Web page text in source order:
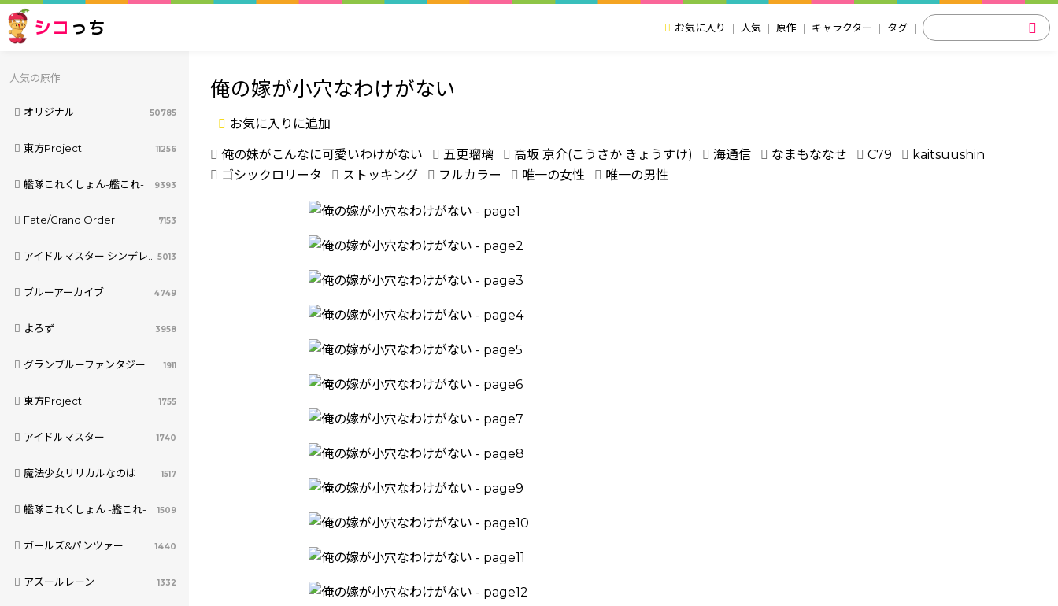
シコ っち お気に入り 人気 原作 キャラクター タグ
人気の原作
オリジナル 50785
東方Project 11256
艦隊これくしょん-艦これ- 9393
Fate/Grand Order 7153
アイドルマスター シンデレラガールズ 5013
ブルーアーカイブ 4749
よろず 3958
グランブルーファンタジー 1911
東方Project 1755
アイドルマスター 1740
魔法少女リリカルなのは 1517
艦隊これくしょん -艦これ- 1509
ガールズ&パンツァー 1440
アズールレーン 1332
俺の嫁が小穴なわけがない
お気に入りに追加
俺の妹がこんなに可愛いわけがない 五更瑠璃 高坂 京介(こうさか きょうすけ) 海通信 なまもななせ C79
kaitsuushin
ゴシックロリータ
ストッキング フルカラー 唯一の女性 唯一の男性